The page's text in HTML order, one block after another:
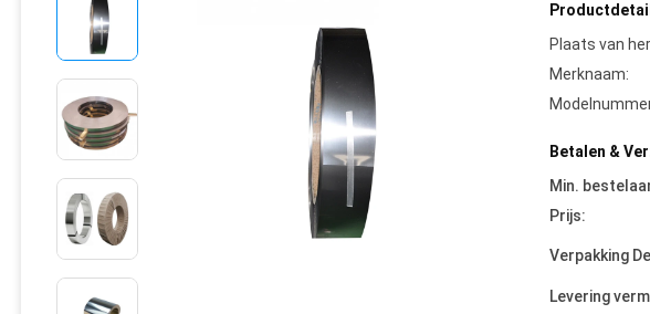
Plaats van
Merknaam:
Betalen &
Min.
Prijs:
Verpakking
Levering